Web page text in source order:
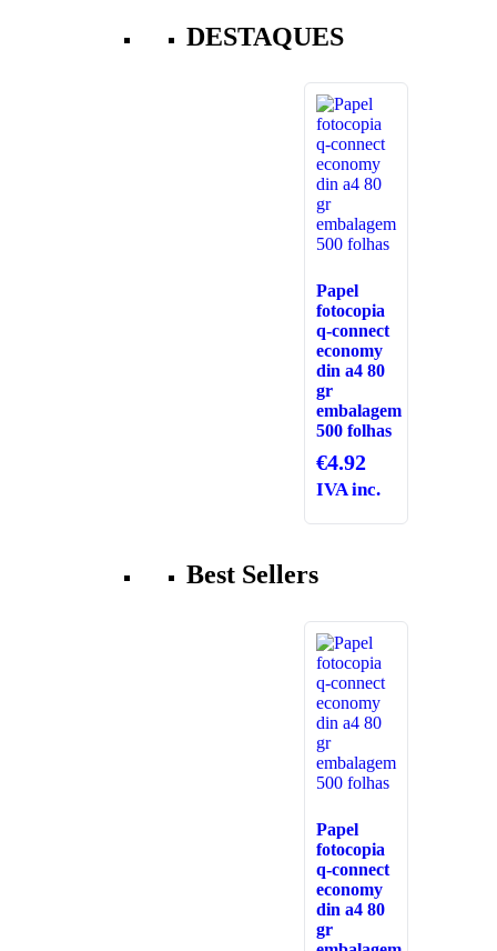
DESTAQUES
Papel
fotocopia
q-connect
economy
din a4 80
gr
embalagem
500 folhas
€4.92
IVA inc.
Best Sellers
Papel
fotocopia
q-connect
economy
din a4 80
gr